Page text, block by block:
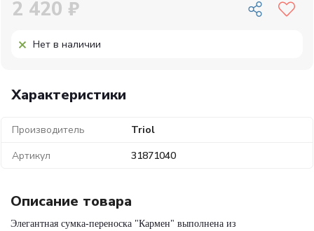
Характеристики
Производитель
Triol
Артикул
31871040
2 420 ₽
Нет в наличии
Описание товара
Элегантная сумка-переноска "Кармен" выполнена из